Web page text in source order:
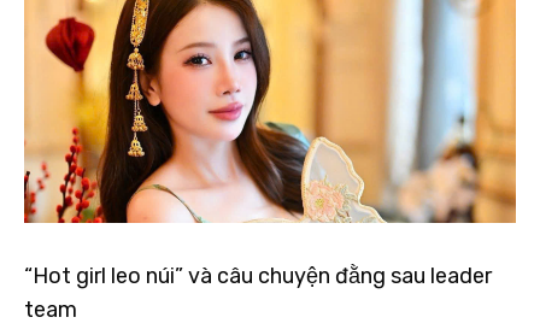
“Hot girl leo núi” và câu chuyện đằng sau leader
team